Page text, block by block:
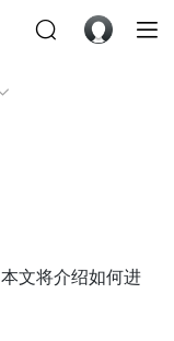
文将介绍如何进